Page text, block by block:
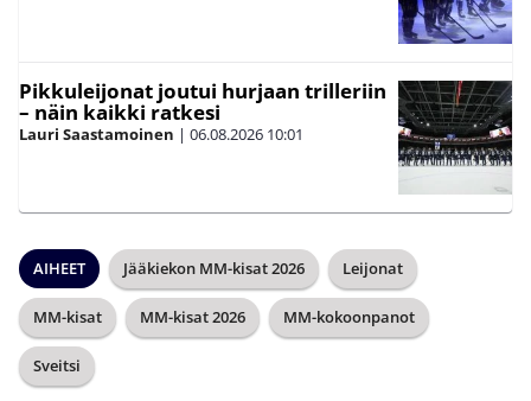
Pikkuleijonat joutui hurjaan trilleriin
– näin kaikki ratkesi
Lauri Saastamoinen | 06.08.2026 10:01
AIHEET Jääkiekon MM-kisat 2026 Leijonat
MM-kisat MM-kisat 2026 MM-kokoonpanot
Sveitsi